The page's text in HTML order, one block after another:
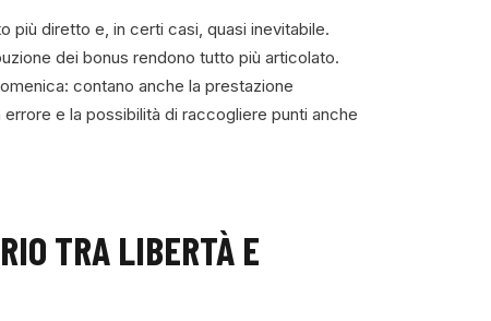
più diretto e, in certi casi, quasi inevitabile.
dei bonus rendono tutto più articolato.
contano anche la prestazione
e la possibilità di raccogliere punti anche
TRA LIBERTÀ E